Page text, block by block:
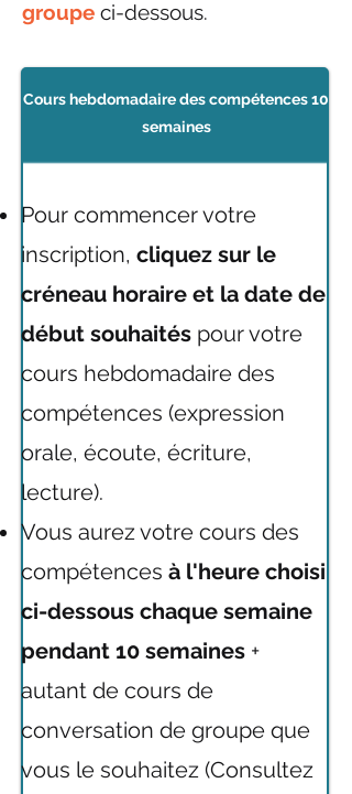
groupe ci-dessous.
Pour commencer votre
inscription, cliquez sur le
créneau horaire et la date de
début souhaités pour votre
cours hebdomadaire des
compétences (expression
orale, écoute, écriture,
lecture).
Vous aurez votre cours des
compétences à l'heure choisi
ci-dessous chaque semaine
pendant 10 semaines +
autant de cours de
conversation de groupe que
vous le souhaitez (Consultez
Cours hebdomadaire des compétences 10
semaines